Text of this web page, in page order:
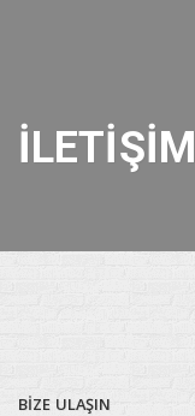
İLETIŞIM
BIZE ULAŞIN